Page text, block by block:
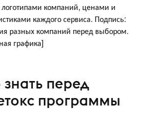
компаний, ценами и
каждого сервиса. Подпись:
разных компаний перед выбором.
графика]
перед
программы